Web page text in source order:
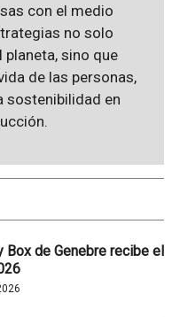
con el medio
no solo
sino que
de las personas,
sostenibilidad en
Box de Genebre recibe el